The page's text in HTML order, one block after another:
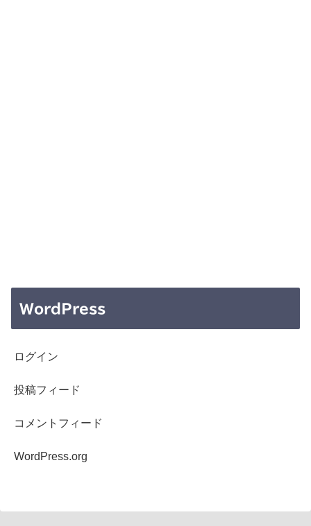
WordPress
ログイン
投稿フィード
コメントフィード
WordPress.org